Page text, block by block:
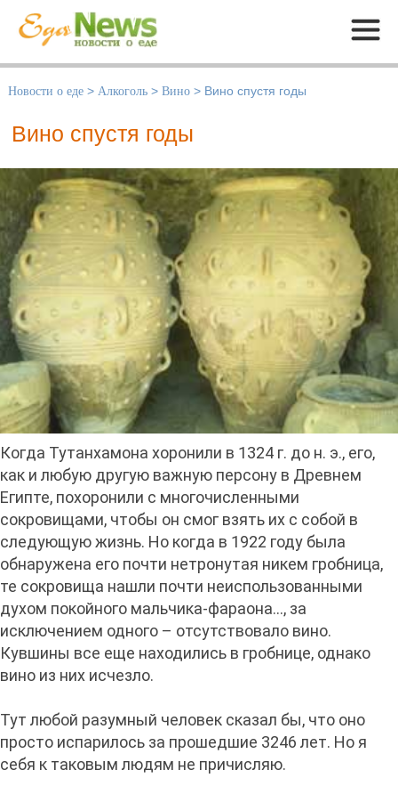
Меню
Новости о еде > Алкоголь > Вино > Вино спустя годы
Вино спустя годы
Когда Тутанхамона хоронили в 1324 г. до н. э., его,
как и любую другую важную персону в Древнем
Египте, похоронили с многочисленными
сокровищами, чтобы он смог взять их с собой в
следующую жизнь. Но когда в 1922 году была
обнаружена его почти нетронутая никем гробница,
те сокровища нашли почти неиспользованными
духом покойного мальчика-фараона..., за
исключением одного – отсутствовало вино.
Кувшины все еще находились в гробнице, однако
вино из них исчезло.
Тут любой разумный человек сказал бы, что оно
просто испарилось за прошедшие 3246 лет. Но я
себя к таковым людям не причисляю.